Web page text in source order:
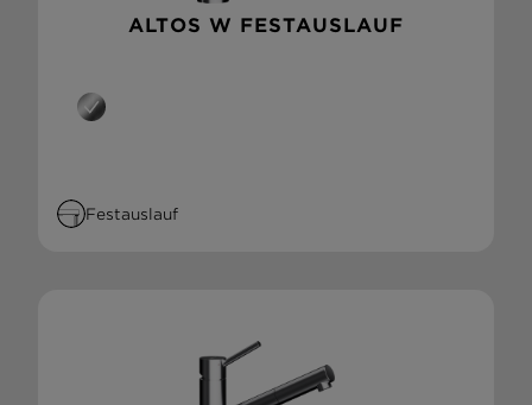
ALTOS W FESTAUSLAUF
Festauslauf